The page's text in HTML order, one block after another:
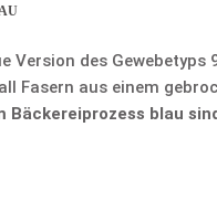
Version des Gewebetyps
Fasern aus einem
Bäckereiprozess blau